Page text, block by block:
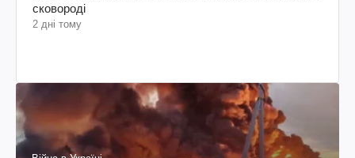
спалахнув найбільший склад Wildberries
(фото, відео)
2 дні тому